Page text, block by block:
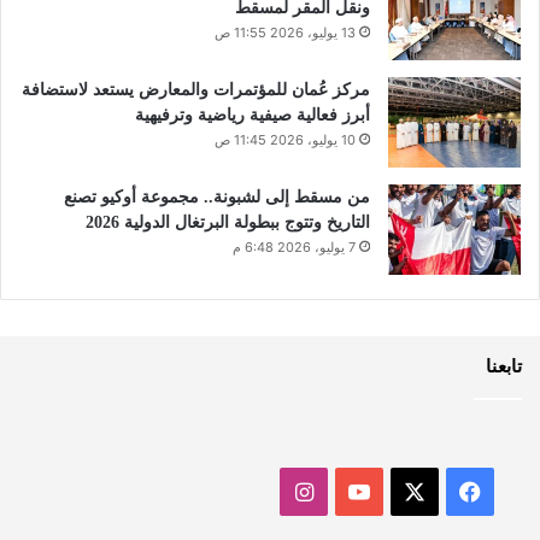
ونقل المقر لمسقط
13 يوليو، 2026 11:55 ص
مركز عُمان للمؤتمرات والمعارض يستعد لاستضافة
أبرز فعالية صيفية رياضية وترفيهية
10 يوليو، 2026 11:45 ص
من مسقط إلى لشبونة.. مجموعة أوكيو تصنع
التاريخ وتتوج ببطولة البرتغال الدولية 2026
7 يوليو، 2026 6:48 م
تابعنا
فيسبوك ‫YouTubeانستقرام